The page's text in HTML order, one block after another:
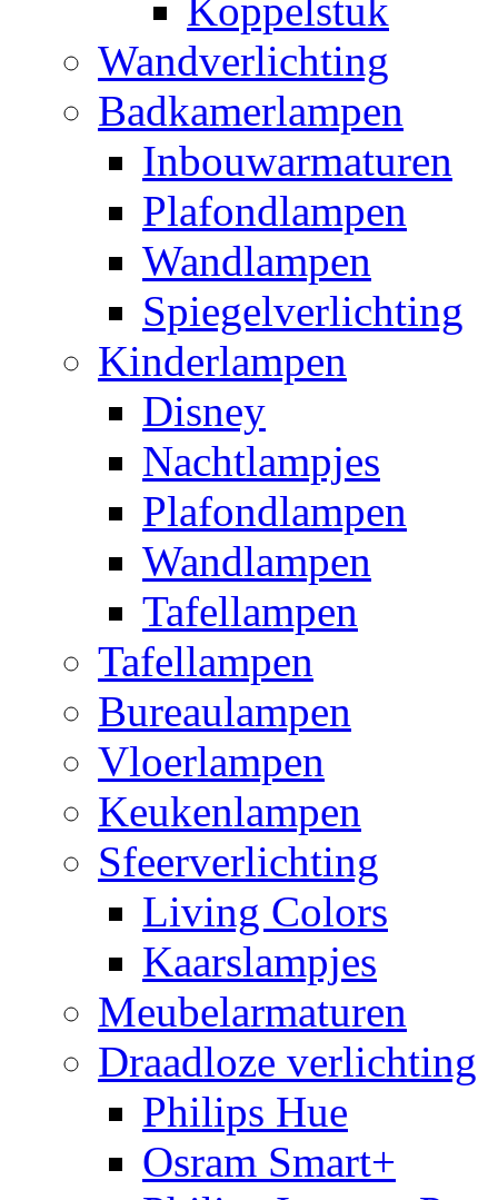
Koppelstuk
Wandverlichting
Badkamerlampen
Inbouwarmaturen
Plafondlampen
Wandlampen
Spiegelverlichting
Kinderlampen
Disney
Nachtlampjes
Plafondlampen
Wandlampen
Tafellampen
Tafellampen
Bureaulampen
Vloerlampen
Keukenlampen
Sfeerverlichting
Living Colors
Kaarslampjes
Meubelarmaturen
Draadloze verlichting
Philips Hue
Osram Smart+